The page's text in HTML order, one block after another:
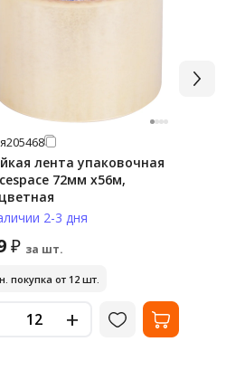
я205468
лента упаковочная
72мм x56м,
2-3 дня
₽ за шт.
покупка от 12 шт.
+